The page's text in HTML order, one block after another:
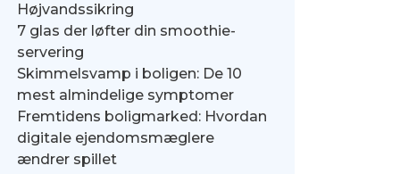
Højvandssikring
7 glas der løfter din smoothie-
servering
Skimmelsvamp i boligen: De 10
mest almindelige symptomer
Fremtidens boligmarked: Hvordan
digitale ejendomsmæglere
ændrer spillet